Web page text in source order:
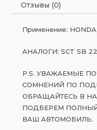
Отзывы (0)
Применение: HONDA
АНАЛОГИ: SCT SB
P.S. УВАЖАЕМЫЕ
СОМНЕНИЙ ПО
ОБРАЩАЙТЕСЬ В
ПОДБЕРЕМ
ВАШ АВТОМОБИЛЬ.